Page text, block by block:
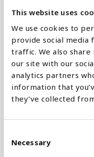
This website uses
We use cookies to
provide social media
traffic. We also
our site with our
analytics partners
information that
they’ve collected
Necessary
Jämför med:
Förklaring
Avskogning är ett
världen. Skogen
annat på grund av att
få ved att elda med.